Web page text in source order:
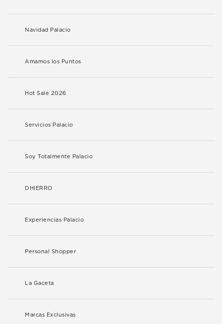
Navidad Palacio
Amamos los Puntos
Hot Sale 2026
Servicios Palacio
Soy Totalmente Palacio
DHIERRO
Experiencias Palacio
Personal Shopper
La Gaceta
Marcas Exclusivas